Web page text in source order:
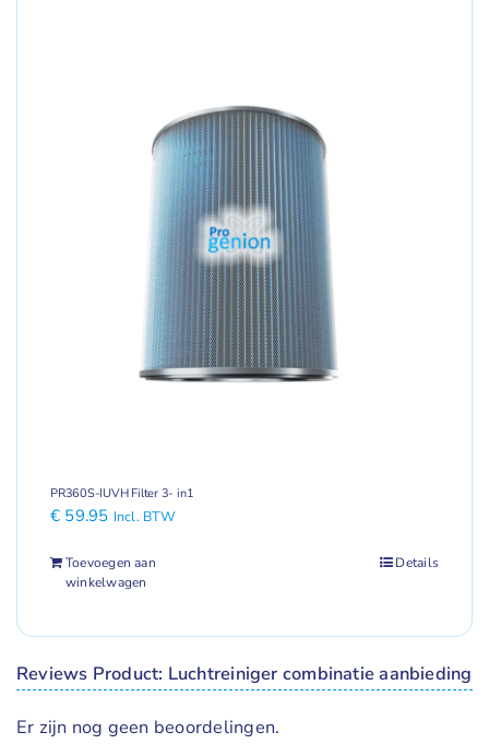
PR360S-IUVH Filter 3- in1
€ 59.95 Incl. BTW
Toevoegen aan
winkelwagen
Details
Reviews Product: Luchtreiniger combinatie aanbieding
Er zijn nog geen beoordelingen.